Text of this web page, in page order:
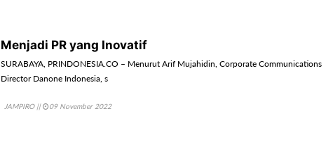
Menjadi PR yang Inovatif
SURABAYA, PRINDONESIA.CO – Menurut Arif Mujahidin, Corporate Communications
Director Danone Indonesia, s
JAMPIRO|| 09 November 2022